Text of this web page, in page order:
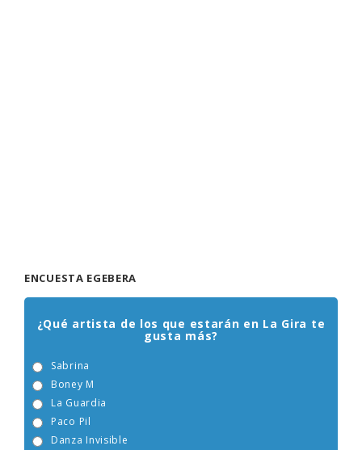
ENCUESTA EGEBERA
¿Qué artista de los que estarán en La Gira te
gusta más?
Sabrina
Boney M
La Guardia
Paco Pil